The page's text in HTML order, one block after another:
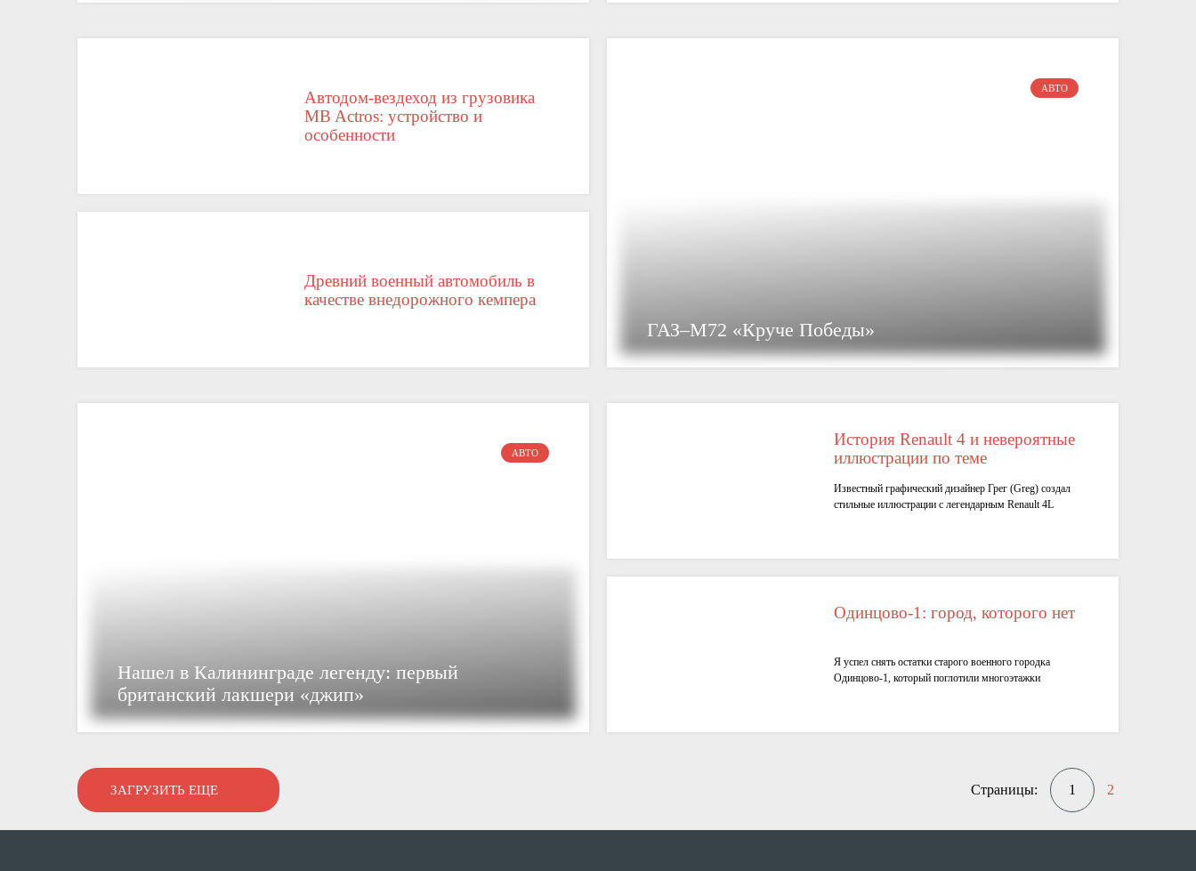
Автодом-вездеход из грузовика
MB Actros: устройство и
особенности
Древний военный автомобиль в
качестве внедорожного кемпера
АВТО
ГАЗ–М72 «Круче Победы»
АВТО
Нашел в Калининграде легенду: первый
британский лакшери «джип»
История Renault 4 и невероятные
иллюстрации по теме
Известный графический дизайнер Грег (Greg) создал
стильные иллюстрации с легендарным Renault 4L
Одинцово-1: город, которого нет
Я успел снять остатки старого военного городка
Одинцово-1, который поглотили многоэтажки
ЗАГРУЗИТЬ ЕЩЕ Страницы: 1 2